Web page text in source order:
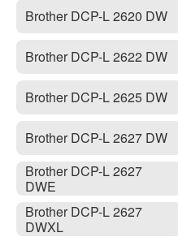
Brother DCP-L 2620 DW
Brother DCP-L 2622 DW
Brother DCP-L 2625 DW
Brother DCP-L 2627 DW
Brother DCP-L 2627
DWE
Brother DCP-L 2627
DWXL